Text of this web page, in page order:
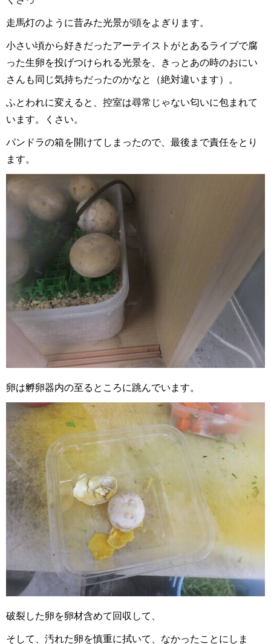
走馬灯のように昔みた光景が頭をよぎります。
小さい頃から好きだったアーテイストがとあるライブで腐
った生卵を投げつけられる光景を、きっとあの時のおにい
さんも同じ気持ちだったのかなと（絶対違います）。
ふとわれに変えると、控室は尋常じゃない匂いに包まれて
います。くさい。
パンドラの箱を開けてしまったので、最後まで責任をとり
ます。
卵は孵卵器内の至るところに跳んでいます。
破裂した卵を卵材含めて回収して、
そして、汚れた卵を慎重に拭いて、なかったことにしま